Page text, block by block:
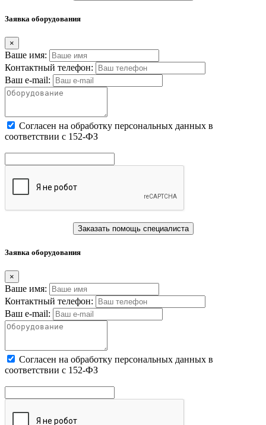
Заявка оборудования
×
Ваше имя:
Контактный телефон:
Ваш e-mail:
Cогласен на обработку персональных данных в
соответствии с 152-ФЗ
Заказать помощь специалиста
Заявка оборудования
×
Ваше имя:
Контактный телефон:
Ваш e-mail:
Cогласен на обработку персональных данных в
соответствии с 152-ФЗ